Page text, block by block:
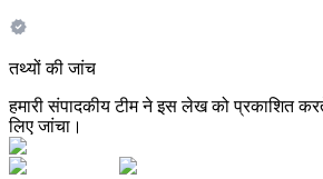
तथ्यों की जांच
हमारी संपादकीय टीम ने इस लेख को प्रकाशित
लिए जांचा।